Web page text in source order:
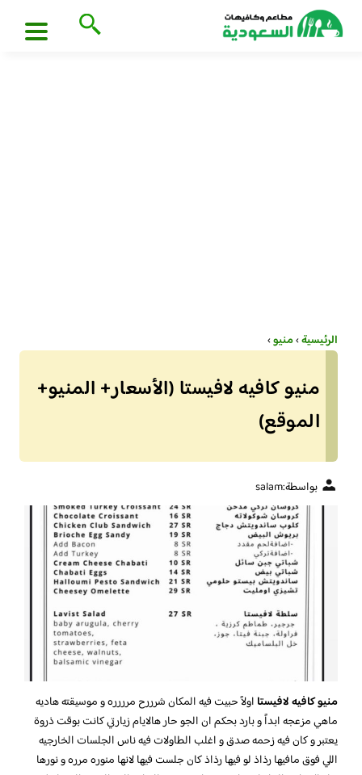
الرئيسية›منيو›
منيو كافيه لافيستا (الأسعار+ المنيو+
الموقع)
بواسطة:salam
منيو كافيه لافيستا اولاً حبيت فيه المكان شرررح مرررره و موسيقته هاديه
ماهي مزعجه ابداً و بارد بحكم ان الجو حار هالايام زيارتي كانت بوقت ذروة
يعتبر و كان فيه زحمه صدق و اغلب الطاولات فيه ناس الجلسات الخارجيه
اللي فوق مافيها رذاذ لو فيها رذاذ كان جلست فيها لانها منوره مرره و نورها